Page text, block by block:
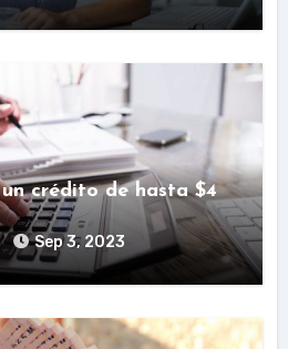
crédito de hasta $4
Sep 3, 2023